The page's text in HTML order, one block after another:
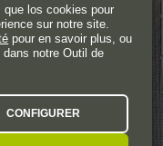
los cookies pour
sur notre site.
pour en savoir plus, ou
notre Outil de
CONFIGURER